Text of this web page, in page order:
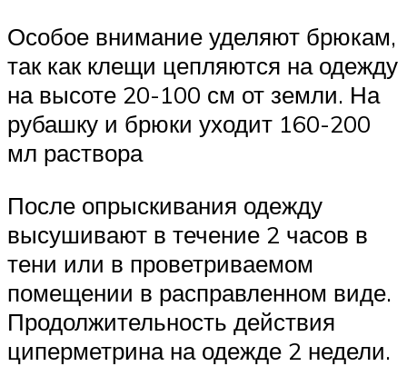
Особое внимание уделяют брюкам,
так как клещи цепляются на одежду
на высоте 20-100 см от земли. На
рубашку и брюки уходит 160-200
мл раствора
После опрыскивания одежду
высушивают в течение 2 часов в
тени или в проветриваемом
помещении в расправленном виде.
Продолжительность действия
циперметрина на одежде 2 недели.